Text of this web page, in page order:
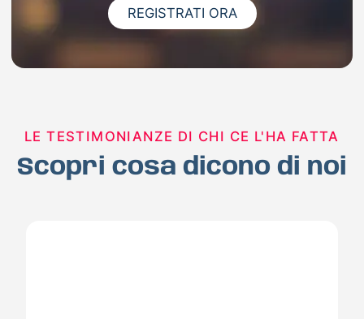
REGISTRATI ORA
LE TESTIMONIANZE DI CHI CE L'HA FATTA
Scopri cosa dicono di noi